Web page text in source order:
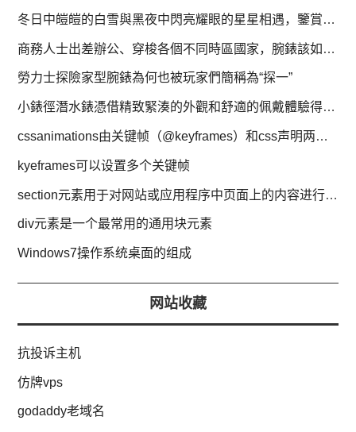
冬日中皚皚的白雪與黑夜中閃亮耀眼的星星相遇，鑒賞真力時Defy繫列
商務人士出差辦公、穿梭各個不同時區國家，腕錶該如何搭配
勞力士探險家型腕錶為何也被玩家們簡稱為“探一”
小錶徑潛水錶憑借精致緊湊的外觀和舒適的佩戴體驗得到玩家喜愛
cssanimations由关键帧（@keyframes）和css声明两部分构成
kyeframes可以设置多个关键帧
section元素用于对网站或应用程序中页面上的内容进行分块
div元素是一个最常用的通用块元素
Windows7操作系统桌面的组成
网站收藏
抗投诉主机
仿牌vps
godaddy老域名